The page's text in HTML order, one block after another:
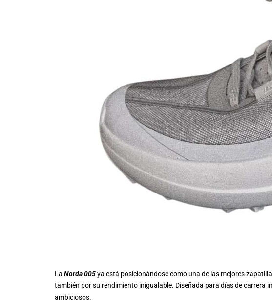
La Norda 005ya está posicionándose como una de las mejores
también por su rendimiento inigualable. Diseñada para días de carrera
ambiciosos.